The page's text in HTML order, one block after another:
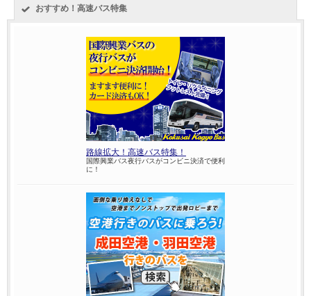
おすすめ！高速バス特集
路線拡大！高速バス特集！
国際興業バス夜行バスがコンビニ決済で便利
に！